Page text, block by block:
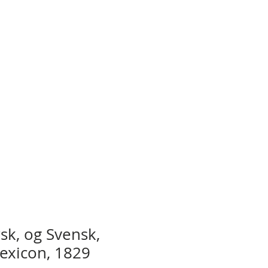
og Svensk,
1829